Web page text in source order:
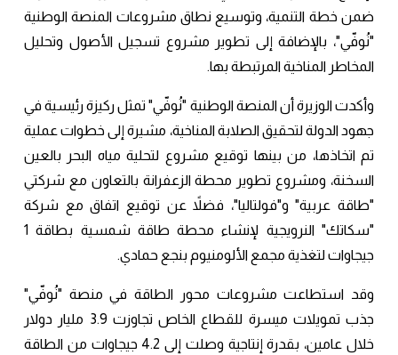
ضمن خطة التنمية، وتوسيع نطاق مشروعات المنصة الوطنية
"نُوفّي"، بالإضافة إلى تطوير مشروع تسجيل الأصول وتحليل
المخاطر المناخية المرتبطة بها.
وأكدت الوزيرة أن المنصة الوطنية "نُوفّي" تمثل ركيزة رئيسية في
جهود الدولة لتحقيق الصلابة المناخية، مشيرة إلى خطوات عملية
تم اتخاذها، من بينها توقيع مشروع لتحلية مياه البحر بالعين
السخنة، ومشروع تطوير محطة الزعفرانة بالتعاون مع شركتي
"طاقة عربية" و"فولتاليا"، فضلاً عن توقيع اتفاق مع شركة
"سكاتك" النرويجية لإنشاء محطة طاقة شمسية بطاقة 1
جيجاوات لتغذية مجمع الألومنيوم بنجع حمادي.
وقد استطاعت مشروعات محور الطاقة في منصة "نُوفّي"
جذب تمويلات ميسرة للقطاع الخاص تجاوزت 3.9 مليار دولار
خلال عامين، بقدرة إنتاجية وصلت إلى 4.2 جيجاوات من الطاقة